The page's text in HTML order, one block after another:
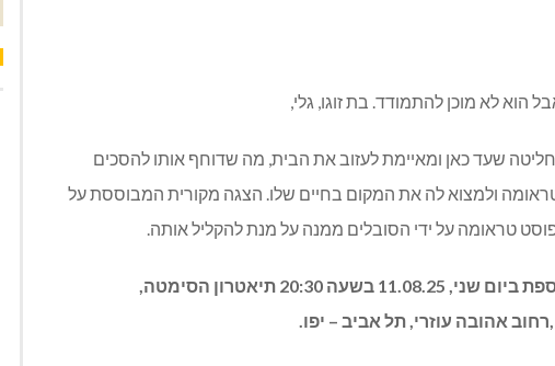
לא מוכן להתמודד. בת זוגו, גלי,
שעד כאן ומאיימת לעזוב את הבית, מה שדוחף אותו להסכים
ולמצוא לה את המקום בחיים שלו. הצגה מקורית המבוססת על
טראומה על ידי הסובלים ממנה על מנת להקליל אותה.
יום ראשון, 10.08.25 בשעה 20:30 והצגה נוספת ביום שני, 11.08.25 בשעה 20:30 תיאטרון הסימטה,
אהובה עוזרי, תל אביב – יפו.